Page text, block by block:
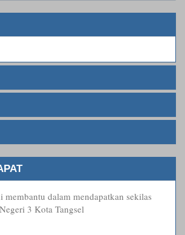
membantu dalam mendapatkan sekilas
3 Kota Tangsel